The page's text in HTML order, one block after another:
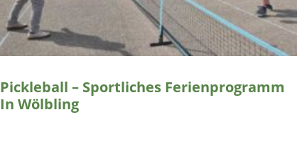
Pickleball – Sportliches Ferienprogramm
In Wölbling